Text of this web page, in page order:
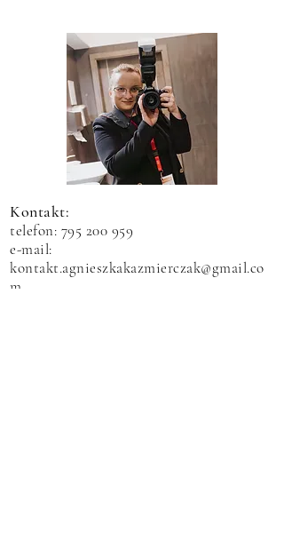
Kontakt:
telefon: 795 200 959
e-mail:
kontakt.agnieszkakazmierczak@gmail.co
m